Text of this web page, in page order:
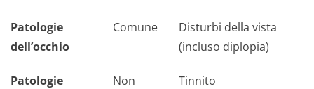
Patologie
dell’occhio
Comune
Disturbi della vista
(incluso diplopia)
Patologie
Non
Tinnito